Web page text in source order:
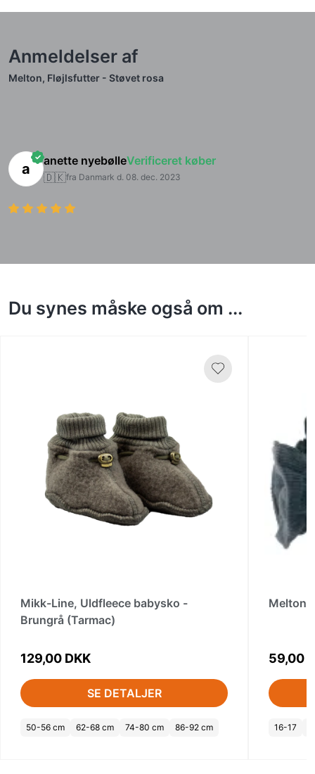
Anmeldelser af
Melton, Fløjlsfutter - Støvet rosa
a anette nyebølleVerificeret køber
🇩🇰fra Danmark d. 08. dec. 2023
Du synes måske også om ...
Mikk-Line, Uldfleece babysko -
Brungrå (Tarmac)
129,00 DKK
SE DETALJER
50-56 cm 62-68 cm 74-80 cm 86-92 cm
Melton,
59,00
16-17